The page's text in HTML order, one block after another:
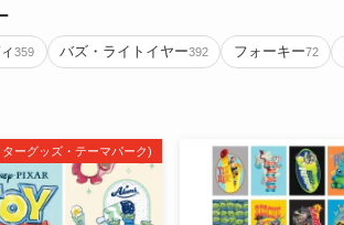
359 バズ・ライトイヤー392 フォーキー72
ーグッズ・テーマパーク)